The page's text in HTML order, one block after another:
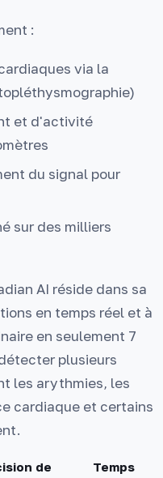
:
via la
et d'activité
du signal pour
sur des milliers
AI réside dans sa
en temps réel et à
en seulement 7
plusieurs
les arythmies, les
cardiaque et certains
de Temps